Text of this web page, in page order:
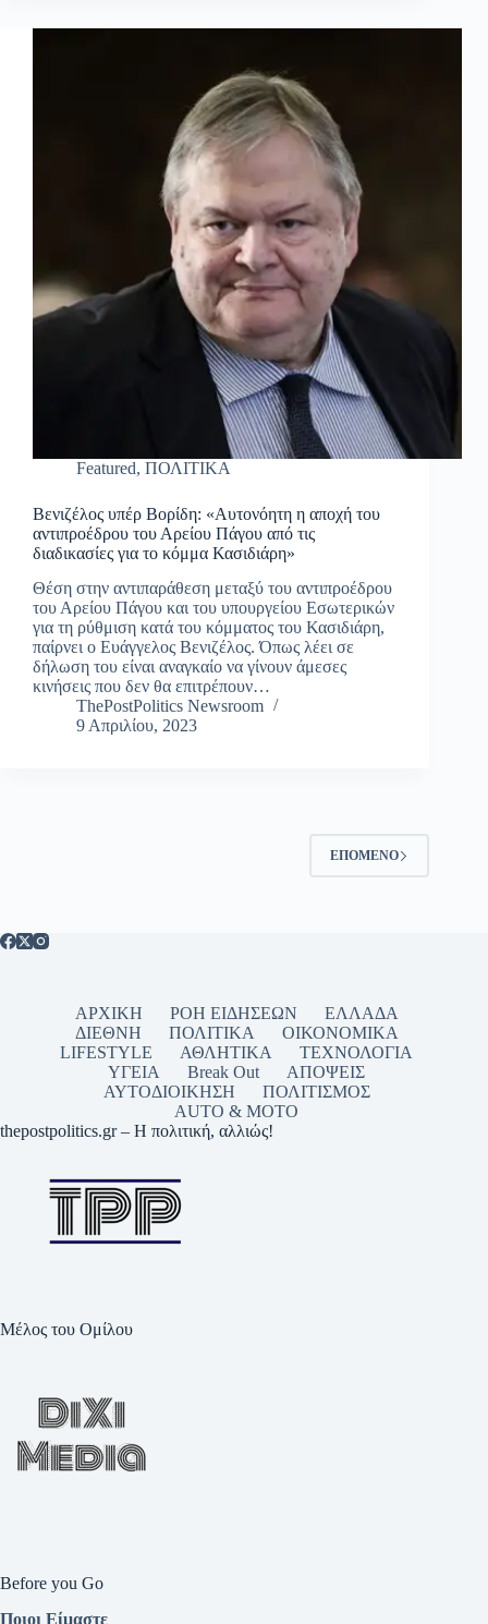
Featured, ΠΟΛΙΤΙΚΑ
Βενιζέλος υπέρ Βορίδη: «Αυτονόητη η αποχή του
αντιπροέδρου του Αρείου Πάγου από τις
διαδικασίες για το κόμμα Κασιδιάρη»
Θέση στην αντιπαράθεση μεταξύ του αντιπροέδρου
του Αρείου Πάγου και του υπουργείου Εσωτερικών
για τη ρύθμιση κατά του κόμματος του Κασιδιάρη,
παίρνει ο Ευάγγελος Βενιζέλος. Όπως λέει σε
δήλωση του είναι αναγκαίο να γίνουν άμεσες
κινήσεις που δεν θα επιτρέπουν…
ThePostPolitics Newsroom
9 Απριλίου, 2023
ΕΠΌΜΕΝΟ
ΑΡΧΙΚΗ ΡΟΗ ΕΙΔΗΣΕΩΝ
ΕΛΛΑΔΑ
ΔΙΕΘΝΗ
ΠΟΛΙΤΙΚΑ
ΟΙΚΟΝΟΜΙΚΑ
LIFESTYLE
ΑΘΛΗΤΙΚΑ
ΤΕΧΝΟΛΟΓΙΑ
ΥΓΕΙΑ
Break Out
ΑΠΟΨΕΙΣ
ΑΥΤΟΔΙΟΙΚΗΣΗ
ΠΟΛΙΤΙΣΜΟΣ
AUTO & MOTO
thepostpolitics.gr – Η πολιτική, αλλιώς!
Μέλος του Ομίλου
Before you Go
Ποιοι Είμαστε